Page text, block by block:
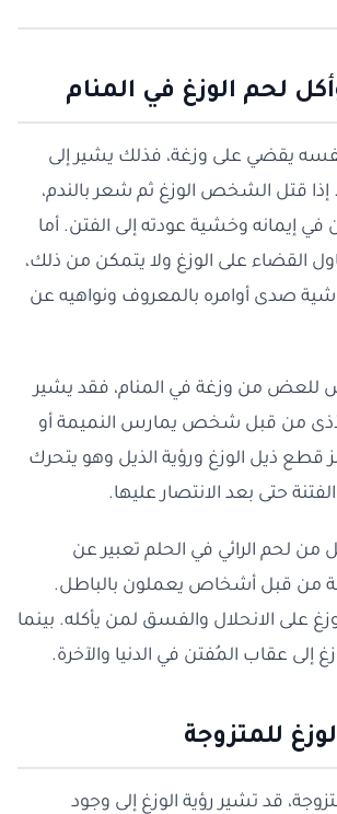
لحم الوزغ في المنام
يقضي على وزغة، فذلك يشير إلى
قتل الشخص الوزغ ثم شعر بالندم،
إيمانه وخشية عودته إلى الفتن. أما
القضاء على الوزغ ولا يتمكن من ذلك،
صدى أوامره بالمعروف ونواهيه عن
من وزغة في المنام، فقد يشير
من قبل شخص يمارس النميمة أو
قطع ذيل الوزغ ورؤية الذيل وهو يتحرك
حتى بعد الانتصار عليها.
من لحم الرائي في الحلم تعبير عن
من قبل أشخاص يعملون بالباطل.
على الانحلال والفسق لمن يأكله. بينما
إلى عقاب المُفتن في الدنيا والآخرة.
للمتزوجة
قد تشير رؤية الوزغ إلى وجود